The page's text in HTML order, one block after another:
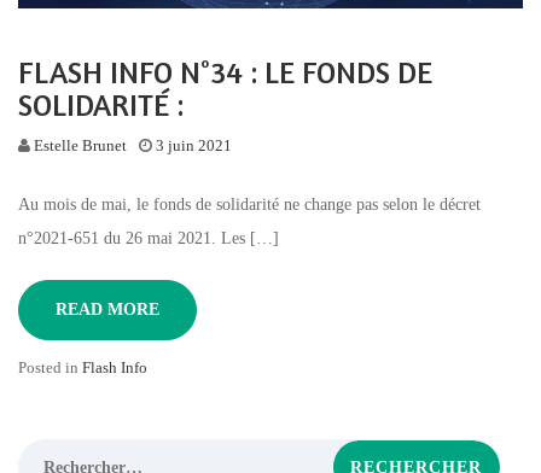
FLASH INFO N°34 : LE FONDS DE
SOLIDARITÉ :
Estelle Brunet 3 juin 2021
Au mois de mai, le fonds de solidarité ne change pas selon le décret
n°2021-651 du 26 mai 2021. Les […]
READ MORE
Posted in Flash Info